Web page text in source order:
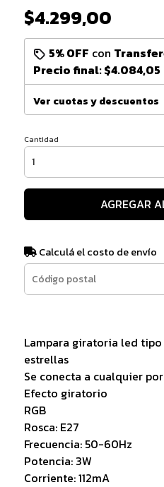
$4.299,00
5% OFF con
Precio final:$4.084,05
Ver cuotas y descuentos
Cantidad
AGREGAR
Calculá el costo de envío
Lampara giratoria led
estrellas
Se conecta a cualquier
Efecto giratorio
RGB
Rosca: E27
Frecuencia: 50-60Hz
Potencia: 3W
Corriente: 112mA